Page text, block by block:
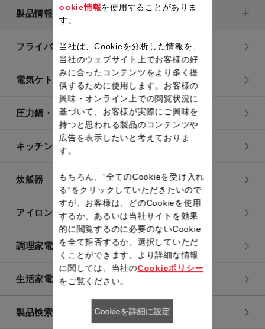
製品情報
フライパン・鍋
電気ケトル
圧力鍋・電気圧力鍋
キッチン用品
炊飯器
アイロン・衣類スチーマー
調理家電
生活家電
製品検索一覧
ookie情報を使用することがありま
す。
当社は、Cookieを分析した情報を、
当社のウェブサイト上でお客様の好
みに合ったコンテンツをより多く提
供するために使用します。お客様の
興味・オンライン上での閲覧状況に
基づいて、お客様が実際にご興味を
持つと思われる製品のコンテンツや
広告を表示したいと考えておりま
す。
もちろん、”全てのCookieを受け入れ
る”をクリックしていただきたいので
すが、お客様は、どのCookieを使用
するか、あるいは当社サイトを効果
的に閲覧するのに必要のないCookie
を全て拒否するか、選択していただ
くことができます。より詳細な情報
に関しては、当社のCookieポリシー
をご覧ください。
Cookieを詳細に設定